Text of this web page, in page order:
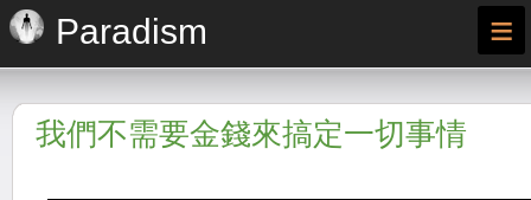
Paradism ≡
我們不需要金錢來搞定一切事情